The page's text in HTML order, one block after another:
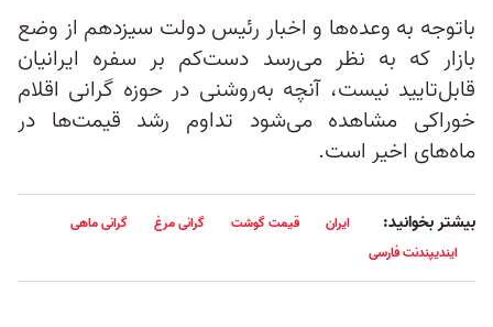
باتوجه به وعده‌ها و اخبار رئیس دولت سیزدهم از وضع
بازار که به نظر می‌رسد دست‌کم بر سفره ایرانیان
قابل‌تایید نیست، آنچه به‌روشنی در حوزه گرانی اقلام
خوراکی مشاهده می‌شود تداوم رشد قیمت‌ها در
ماه‌های اخیر است.
بیشتر بخوانید: ایران قیمت گوشت گرانی مرغ
گرانی ماهی
ایندیپندنت فارسی